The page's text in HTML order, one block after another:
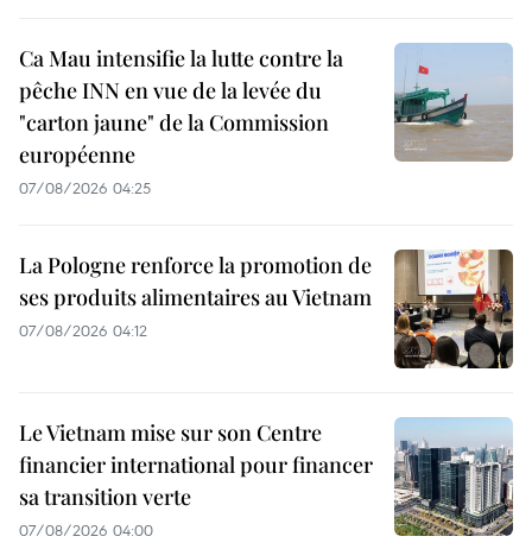
Ca Mau intensifie la lutte contre la
pêche INN en vue de la levée du
"carton jaune" de la Commission
européenne
07/08/2026 04:25
La Pologne renforce la promotion de
ses produits alimentaires au Vietnam
07/08/2026 04:12
Le Vietnam mise sur son Centre
financier international pour financer
sa transition verte
07/08/2026 04:00